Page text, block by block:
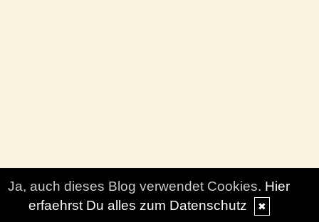
Ja, auch dieses Blog verwendet Cookies. Hier
erfaehrst Du alles zum Datenschutz
✖